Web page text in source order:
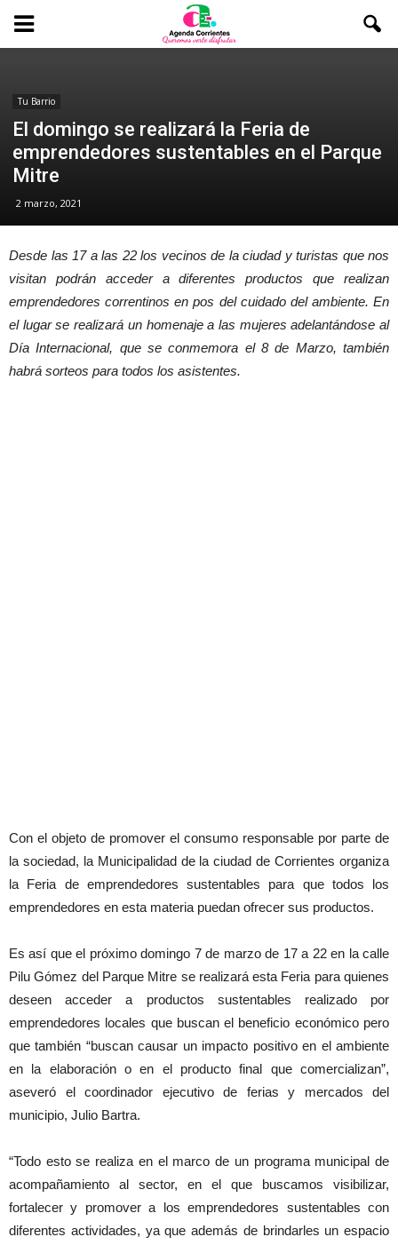
Tu Barrio
El domingo se realizará la Feria de
emprendedores sustentables en el Parque
Mitre
2 marzo, 2021
Desde las 17 a las 22 los vecinos de la ciudad y turistas que nos
visitan podrán acceder a diferentes productos que realizan
emprendedores correntinos en pos del cuidado del ambiente. En
el lugar se realizará un homenaje a las mujeres adelantándose al
Día Internacional, que se conmemora el 8 de Marzo, también
habrá sorteos para todos los asistentes.
Con el objeto de promover el consumo responsable por parte de
la sociedad, la Municipalidad de la ciudad de Corrientes organiza
la Feria de emprendedores sustentables para que todos los
emprendedores en esta materia puedan ofrecer sus productos.
Es así que el próximo domingo 7 de marzo de 17 a 22 en la calle
Pilu Gómez del Parque Mitre se realizará esta Feria para quienes
deseen acceder a productos sustentables realizado por
emprendedores locales que buscan el beneficio económico pero
que también “buscan causar un impacto positivo en el ambiente
en la elaboración o en el producto final que comercializan”,
aseveró el coordinador ejecutivo de ferias y mercados del
municipio, Julio Bartra.
“Todo esto se realiza en el marco de un programa municipal de
acompañamiento al sector, en el que buscamos visibilizar,
fortalecer y promover a los emprendedores sustentables con
diferentes actividades, ya que además de brindarles un espacio